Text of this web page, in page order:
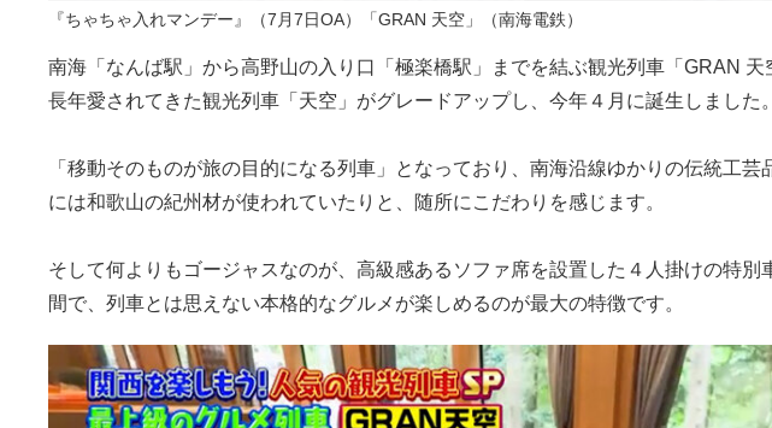
『ちゃちゃ入れマンデー』（7月7日OA）「GRAN 天空」（南海電鉄）
南海「なんば駅」から高野山の入り口「極楽橋駅」までを結ぶ観光列車「GRAN 天
長年愛されてきた観光列車「天空」がグレードアップし、今年４月に誕生しました。
「移動そのものが旅の目的になる列車」となっており、南海沿線ゆかりの伝統工
には和歌山の紀州材が使われていたりと、随所にこだわりを感じます。
そして何よりもゴージャスなのが、高級感あるソファ席を設置した４人掛けの特
間で、列車とは思えない本格的なグルメが楽しめるのが最大の特徴です。